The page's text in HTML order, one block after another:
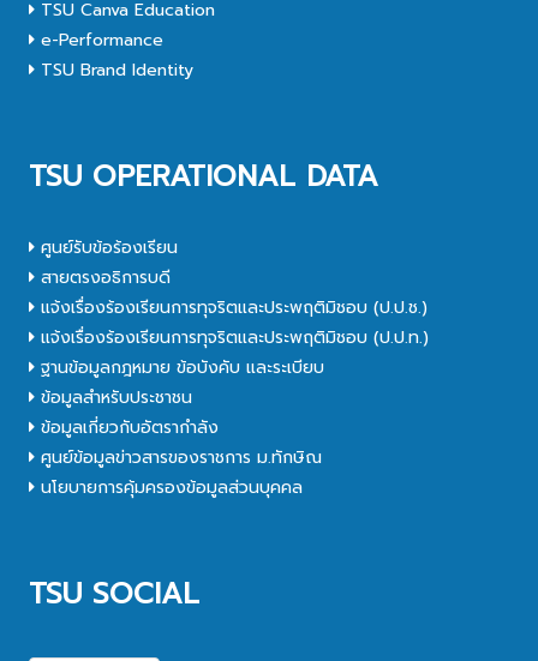
TSU Canva Education
e-Performance
TSU Brand Identity
TSU OPERATIONAL DATA
ศูนย์รับข้อร้องเรียน
สายตรงอธิการบดี
แจ้งเรื่องร้องเรียนการทุจริตและประพฤติมิชอบ (ป.ป.ช.)
แจ้งเรื่องร้องเรียนการทุจริตและประพฤติมิชอบ (ป.ป.ท.)
ฐานข้อมูลกฎหมาย ข้อบังคับ และระเบียบ
ข้อมูลสำหรับประชาชน
ข้อมูลเกี่ยวกับอัตรากำลัง
ศูนย์ข้อมูลข่าวสารของราชการ ม.ทักษิณ
นโยบายการคุ้มครองข้อมูลส่วนบุคคล
TSU SOCIAL